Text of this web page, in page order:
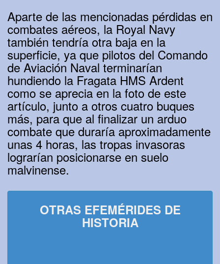
Aparte de las mencionadas pérdidas en
combates aéreos, la Royal Navy
también tendría otra baja en la
superficie, ya que pilotos del Comando
de Aviación Naval terminarían
hundiendo la Fragata HMS Ardent
como se aprecia en la foto de este
artículo, junto a otros cuatro buques
más, para que al finalizar un arduo
combate que duraría aproximadamente
unas 4 horas, las tropas invasoras
lograrían posicionarse en suelo
malvinense.
OTRAS EFEMÉRIDES DE
HISTORIA